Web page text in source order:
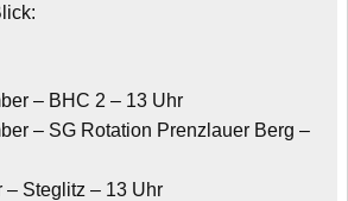
– BHC 2 – 13 Uhr
– SG Rotation Prenzlauer Berg –
– Steglitz – 13 Uhr